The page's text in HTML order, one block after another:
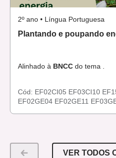
2º ano • Língua Portuguesa
Plantando e poupando
Alinhado à BNCC do tema .
Cód: EF02CI05 EF03CI10
EF02GE04 EF02GE11
VER TODOS